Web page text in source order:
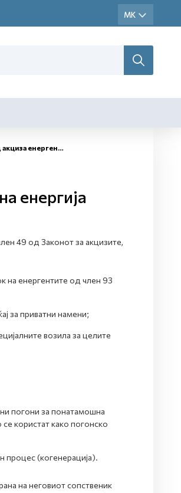
и електрична енергија
енергија
49 од Законот за акцизите,
на енергентите од член 93
за приватни намени;
возила за целите
погони за понатамошна
користат како погонско
процес (когенерација).
на неговиот сопственик